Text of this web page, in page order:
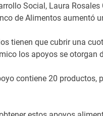
Social, Laura
de Alimentos aumentó
tienen que cubrir una
los apoyos se otorgan
contiene 20 productos,